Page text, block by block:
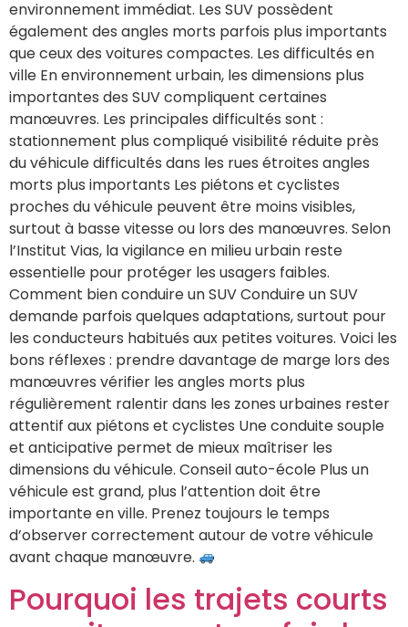
environnement immédiat. Les SUV possèdent
également des angles morts parfois plus importants
que ceux des voitures compactes. Les difficultés en
ville En environnement urbain, les dimensions plus
importantes des SUV compliquent certaines
manœuvres. Les principales difficultés sont :
stationnement plus compliqué visibilité réduite près
du véhicule difficultés dans les rues étroites angles
morts plus importants Les piétons et cyclistes
proches du véhicule peuvent être moins visibles,
surtout à basse vitesse ou lors des manœuvres. Selon
l’Institut Vias, la vigilance en milieu urbain reste
essentielle pour protéger les usagers faibles.
Comment bien conduire un SUV Conduire un SUV
demande parfois quelques adaptations, surtout pour
les conducteurs habitués aux petites voitures. Voici les
bons réflexes : prendre davantage de marge lors des
manœuvres vérifier les angles morts plus
régulièrement ralentir dans les zones urbaines rester
attentif aux piétons et cyclistes Une conduite souple
et anticipative permet de mieux maîtriser les
dimensions du véhicule. Conseil auto-école Plus un
véhicule est grand, plus l’attention doit être
importante en ville. Prenez toujours le temps
d’observer correctement autour de votre véhicule
avant chaque manœuvre.
Pourquoi les trajets courts